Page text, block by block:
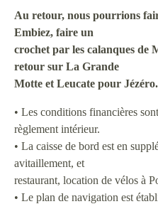
Au retour, nous pourrions
Embiez, faire un
crochet par les calanques de
retour sur La Grande
Motte et Leucate pour Jézéro.
• Les conditions financières
règlement intérieur.
• La caisse de bord est en
avitaillement, et
restaurant, location de vélos à
• Le plan de navigation est